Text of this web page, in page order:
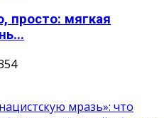
просто: мягкая